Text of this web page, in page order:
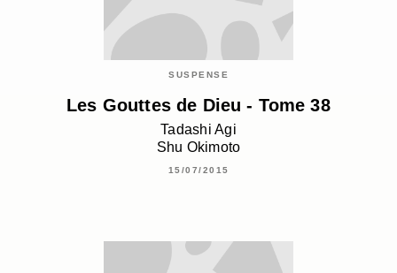
SUSPENSE
Les Gouttes de Dieu - Tome 38
Tadashi Agi
Shu Okimoto
15/07/2015